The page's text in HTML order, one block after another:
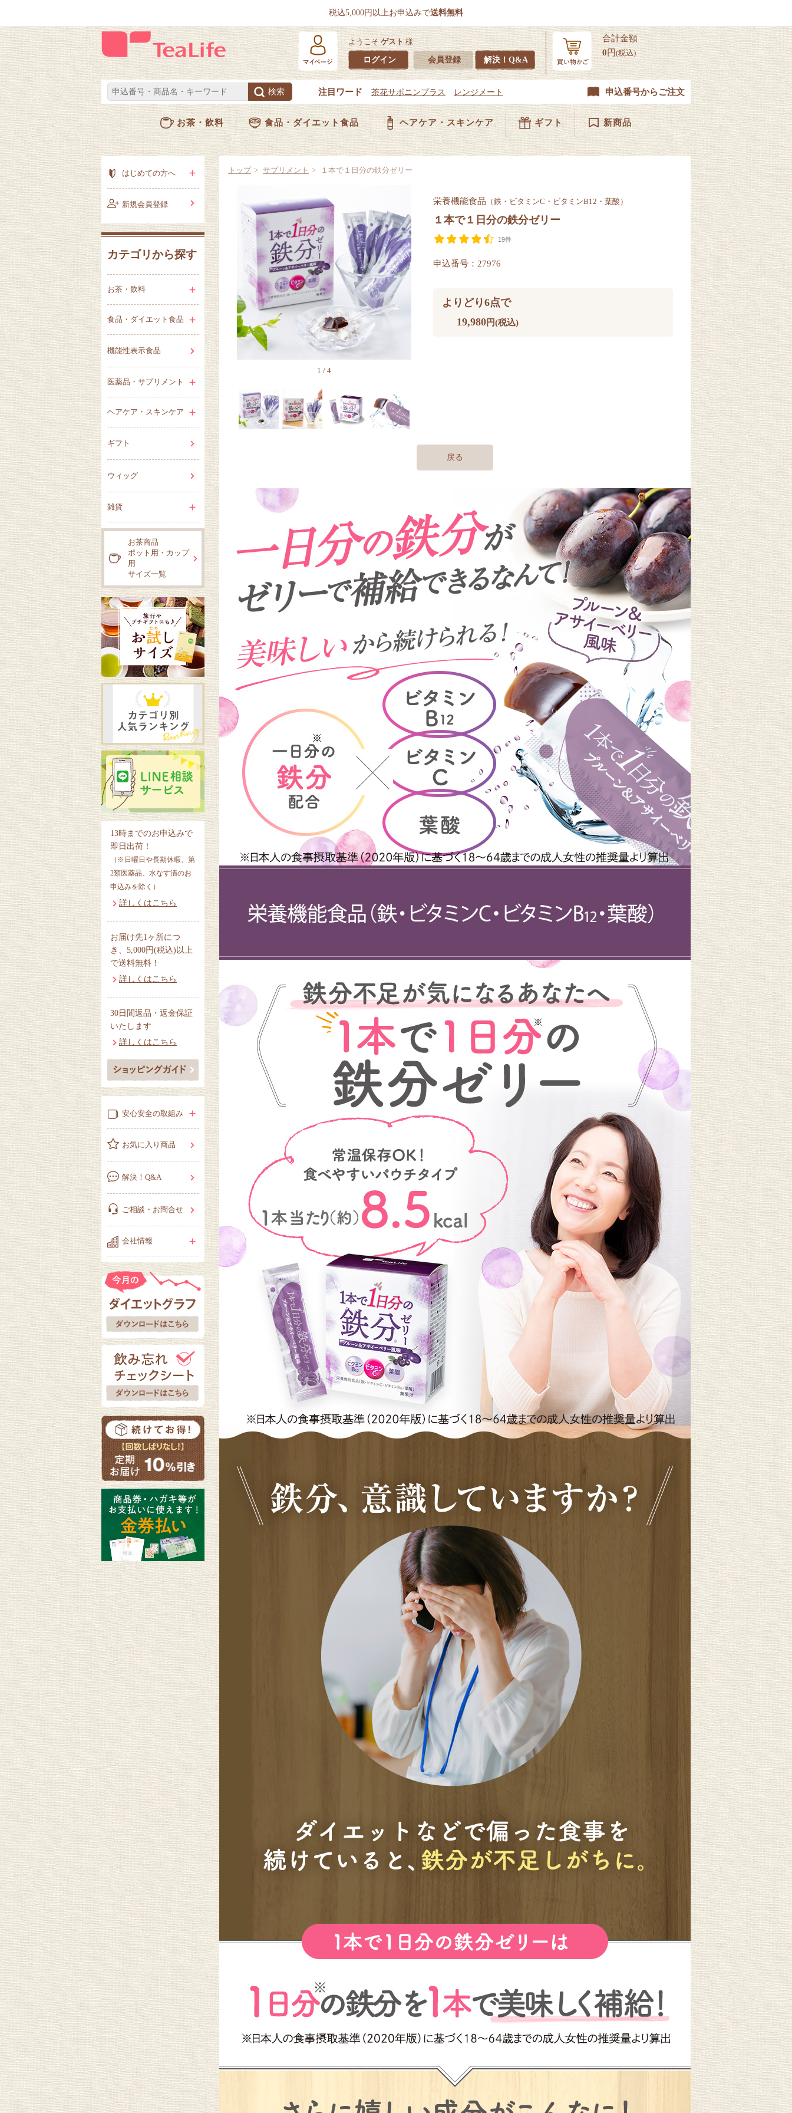
税込5,000円以上お申込みで送料無料
ようこそゲスト 様
ログイン 会員登録 解決！Q&A
合計金額
0円(税込)
申込番号からご注文
お茶・飲料 食品・ダイエット食品 ヘアケア・スキンケア ギフト 新商品
トップ サプリメント １本で１日分の鉄分ゼリー
1 / 4
栄養機能食品 （鉄・ビタミンC・ビタミンB12・葉酸）
１本で１日分の鉄分ゼリー
19件
申込番号：27976
よりどり6点で
19,980円(税込)
戻る
はじめての方へ
新規会員登録
カテゴリから探す
お茶・飲料
食品・ダイエット食品
機能性表示食品
医薬品・サプリメント
ヘアケア・スキンケア
ギフト
ウィッグ
雑貨
お茶商品
ポット用・カップ
用
サイズ一覧
13時までのお申込みで
即日出荷！
（※日曜日や長期休暇、第
2類医薬品、水なす漬のお
申込みを除く）
詳しくはこちら
お届け先1ヶ所につ
き、5,000円(税込)以上
で送料無料！
詳しくはこちら
30日間返品・返金保証
いたします
詳しくはこちら
安心安全の取組み
お気に入り商品
解決！Q&A
ご相談・お問合せ
会社情報